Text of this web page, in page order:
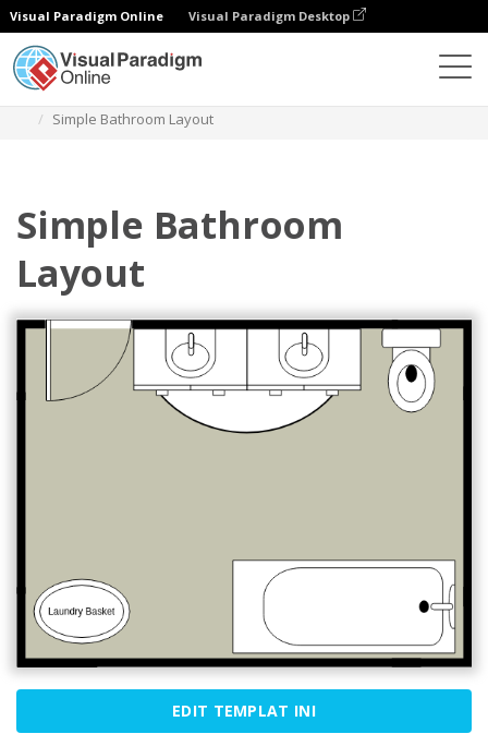
Visual Paradigm Online Visual Paradigm Desktop
Simple Bathroom Layout
Simple Bathroom
Layout
EDIT TEMPLAT INI